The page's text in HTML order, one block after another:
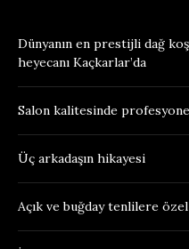
Dünyanın en prestijli dağ
heyecanı Kaçkarlar’da
Salon kalitesinde profesyonel
Üç arkadaşın hikayesi
Açık ve buğday tenlilere özel